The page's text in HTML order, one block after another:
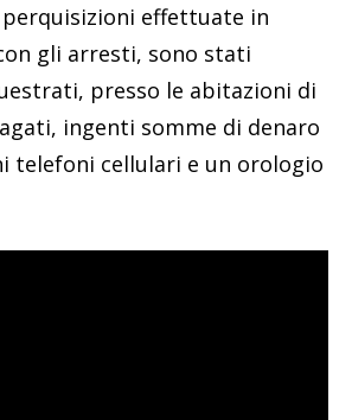
perquisizioni effettuate in
gli arresti, sono stati
presso le abitazioni di
ingenti somme di denaro
telefoni cellulari e un orologio